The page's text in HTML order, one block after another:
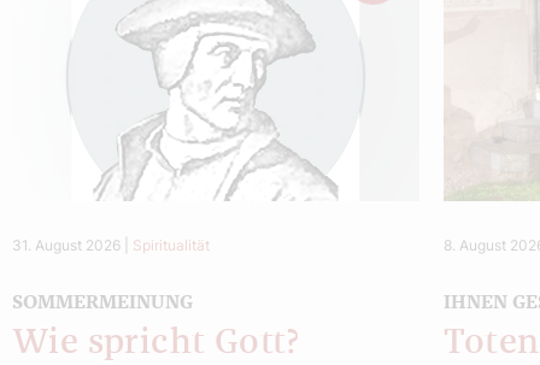
31. August 2026 Spiritualität
SOMMERMEINUNG
Wie spricht Gott?
8. August
IHNEN